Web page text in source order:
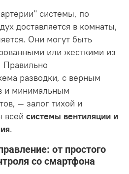
системы, по
доставляется в комнаты,
Они могут быть
или жесткими из
Правильно
разводки, с верным
и минимальным
— залог тихой и
всей системы вентиляции и
.
от простого
со смартфона